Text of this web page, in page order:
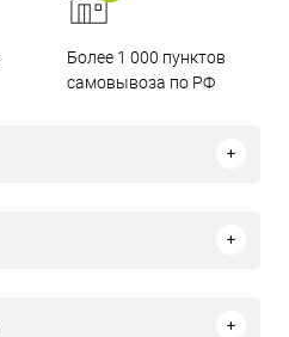
Более 1 000 пунктов
самовывоза по РФ